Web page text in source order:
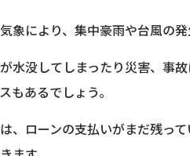
象により、集中豪雨や台風の
水没してしまったり災害、事
もあるでしょう。
、ローンの支払いがまだ残っ